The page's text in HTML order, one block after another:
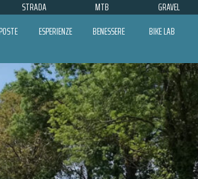
STRADA MTB GRAVEL
ESPERIENZE BENESSERE BIKE LAB